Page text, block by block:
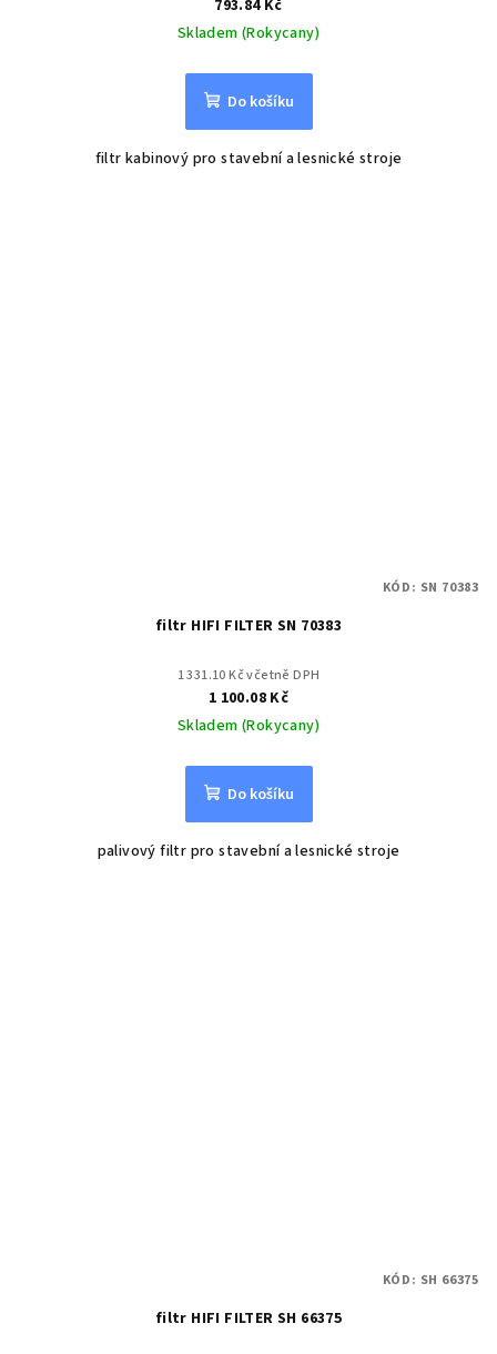
793.84 Kč
Skladem (Rokycany)
Do košíku
filtr kabinový pro stavební a lesnické stroje
filtr HIFI FILTER SN 70383
1 331.10 Kč včetně DPH
1 100.08 Kč
Skladem (Rokycany)
Do košíku
palivový filtr pro stavební a lesnické stroje
KÓD: SN 70383
filtr HIFI FILTER SH 66375
KÓD: SH 66375